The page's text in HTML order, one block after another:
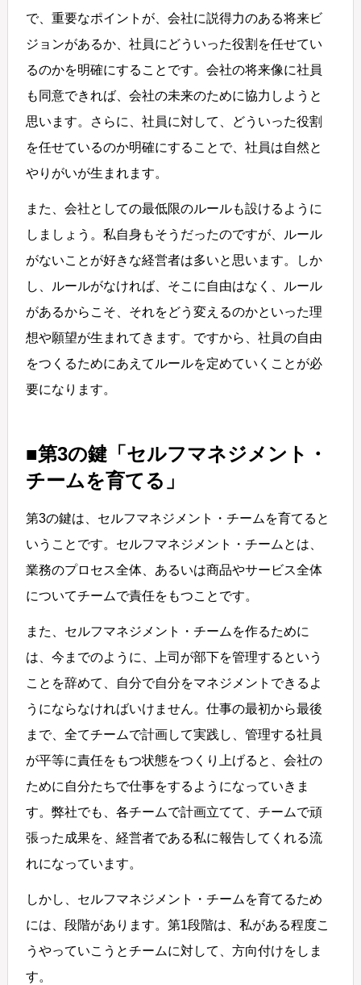
で、重要なポイントが、会社に説得力のある将来ビ
ジョンがあるか、社員にどういった役割を任せてい
るのかを明確にすることです。会社の将来像に社員
も同意できれば、会社の未来のために協力しようと
思います。さらに、社員に対して、どういった役割
を任せているのか明確にすることで、社員は自然と
やりがいが生まれます。
また、会社としての最低限のルールも設けるように
しましょう。私自身もそうだったのですが、ルール
がないことが好きな経営者は多いと思います。しか
し、ルールがなければ、そこに自由はなく、ルール
があるからこそ、それをどう変えるのかといった理
想や願望が生まれてきます。ですから、社員の自由
をつくるためにあえてルールを定めていくことが必
要になります。
■第3の鍵「セルフマネジメント・
チームを育てる」
第3の鍵は、セルフマネジメント・チームを育てると
いうことです。セルフマネジメント・チームとは、
業務のプロセス全体、あるいは商品やサービス全体
についてチームで責任をもつことです。
また、セルフマネジメント・チームを作るために
は、今までのように、上司が部下を管理するという
ことを辞めて、自分で自分をマネジメントできるよ
うにならなければいけません。仕事の最初から最後
まで、全てチームで計画して実践し、管理する社員
が平等に責任をもつ状態をつくり上げると、会社の
ために自分たちで仕事をするようになっていきま
す。弊社でも、各チームで計画立てて、チームで頑
張った成果を、経営者である私に報告してくれる流
れになっています。
しかし、セルフマネジメント・チームを育てるため
には、段階があります。第1段階は、私がある程度こ
うやっていこうとチームに対して、方向付けをしま
す。